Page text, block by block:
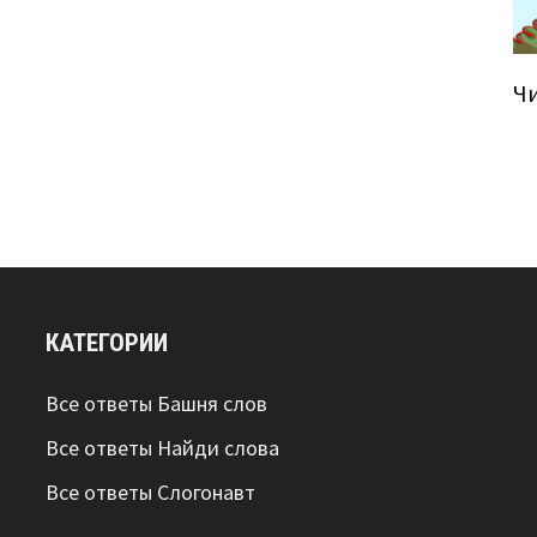
КАТЕГОРИИ
Все ответы Башня слов
Все ответы Найди слова
Все ответы Слогонавт